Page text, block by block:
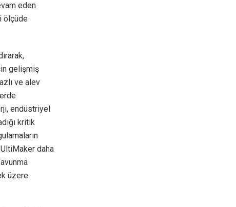
eden
ölçüde
gelişmiş
ve alev
endüstriyel
kritik
daha
üzere